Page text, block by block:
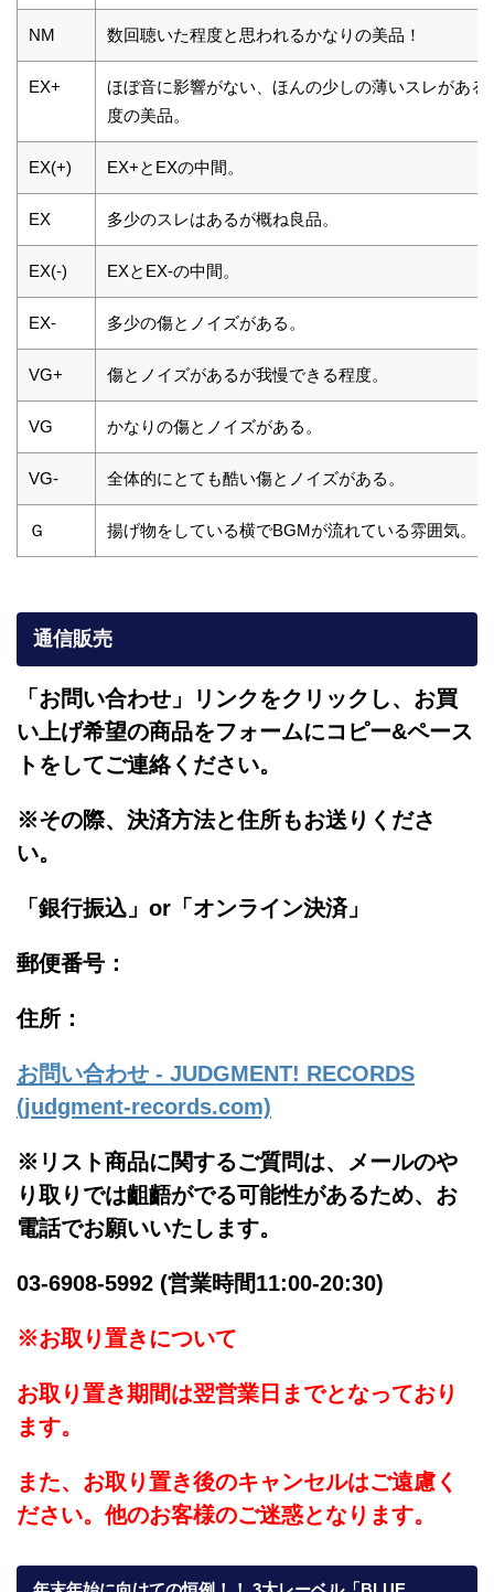
NM 数回聴いた程度と思われるかなりの美品！
EX+
ほぼ音に影響がない、ほんの少しの薄いスレがある
度の美品。
EX(+) EX+とEXの中間。
EX 多少のスレはあるが概ね良品。
EX(-) EXとEX-の中間。
EX- 多少の傷とノイズがある。
VG+ 傷とノイズがあるが我慢できる程度。
VG かなりの傷とノイズがある。
VG- 全体的にとても酷い傷とノイズがある。
Ｇ 揚げ物をしている横でBGMが流れている雰囲気。
通信販売
「お問い合わせ」リンクをクリックし、 お買
い上げ希望の商品をフォームにコピー&ペース
トをしてご連絡ください。
※その際、決済方法と住所もお送りくださ
い。
「銀行振込」or「 オンライン決済」
郵便番号：
住所：
お問い合わせ - JUDGMENT! RECORDS
(judgment-records.com)
※リスト商品に関するご質問は、メールのや
り取りでは齟齬がでる可能性があるため、お
電話でお願いいたします。
03-6908-5992 (営業時間11:00-20:30)
※お取り置きについて
お取り置き期間は翌営業日までとなっており
ます。
また、お取り置き後のキャンセルはご遠慮く
ださい。他のお客様のご迷惑となります。